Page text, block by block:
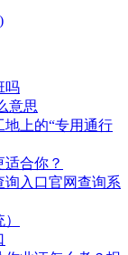
吗
意思
上的“专用通行
合你？
询入口官网查询系